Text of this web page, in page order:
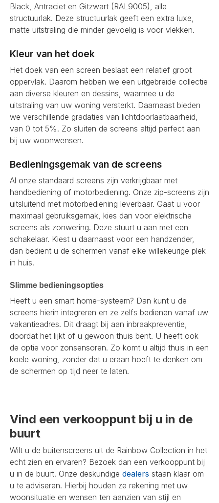
Black, Antraciet en Gitzwart (RAL9005), alle
structuurlak. Deze structuurlak geeft een extra luxe,
matte uitstraling die minder gevoelig is voor vlekken.
Kleur van het doek
Het doek van een screen beslaat een relatief groot
oppervlak. Daarom hebben we een uitgebreide collectie
aan diverse kleuren en dessins, waarmee u de
uitstraling van uw woning versterkt. Daarnaast bieden
we verschillende gradaties van lichtdoorlaatbaarheid,
van 0 tot 5%. Zo sluiten de screens altijd perfect aan
bij uw woonwensen.
Bedieningsgemak van de screens
Al onze standaard screens zijn verkrijgbaar met
handbediening of motorbediening. Onze zip-screens zijn
uitsluitend met motorbediening leverbaar. Gaat u voor
maximaal gebruiksgemak, kies dan voor elektrische
screens als zonwering. Deze stuurt u aan met een
schakelaar. Kiest u daarnaast voor een handzender,
dan bedient u de schermen vanaf elke willekeurige plek
in huis.
Slimme bedieningsopties
Heeft u een smart home-systeem? Dan kunt u de
screens hierin integreren en ze zelfs bedienen vanaf uw
vakantieadres. Dit draagt bij aan inbraakpreventie,
doordat het lijkt of u gewoon thuis bent. U heeft ook
de optie voor zonsensoren. Zo komt u altijd thuis in een
koele woning, zonder dat u eraan hoeft te denken om
de schermen op tijd neer te laten.
Vind een verkooppunt bij u in de
buurt
Wilt u de buitenscreens uit de Rainbow Collection in het
echt zien en ervaren? Bezoek dan een verkooppunt bij
u in de buurt. Onze deskundige dealers staan klaar om
u te adviseren. Hierbij houden ze rekening met uw
woonsituatie en wensen ten aanzien van stijl en